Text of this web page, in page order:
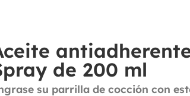
de 200 ml
su parrilla de cocción con